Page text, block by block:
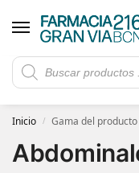
Rebajas
5€ de descuento con el
Inicio / Gama del producto